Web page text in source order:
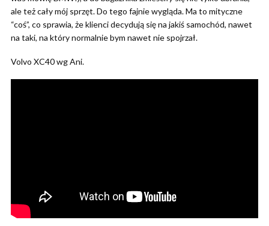
ale też cały mój sprzęt. Do tego fajnie wygląda. Ma to mityczne
“coś”, co sprawia, że klienci decydują się na jakiś samochód, nawet
na taki, na który normalnie bym nawet nie spojrzał.
Volvo XC40 wg Ani.